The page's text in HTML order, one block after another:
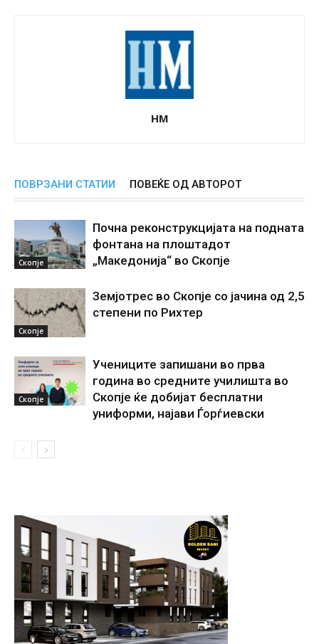
НМ
ПОВРЗАНИ СТАТИИ ПОВЕЌЕ ОД АВТОРОТ
Скопје
Почна реконструкцијата на подната
фонтана на плоштадот
„Македонија“ во Скопје
Скопје
Земјотрес во Скопје со јачина од 2,5
степени по Рихтер
Скопје
Учениците запишани во прва
година во средните училишта во
Скопје ќе добијат бесплатни
униформи, најави Ѓорѓиевски